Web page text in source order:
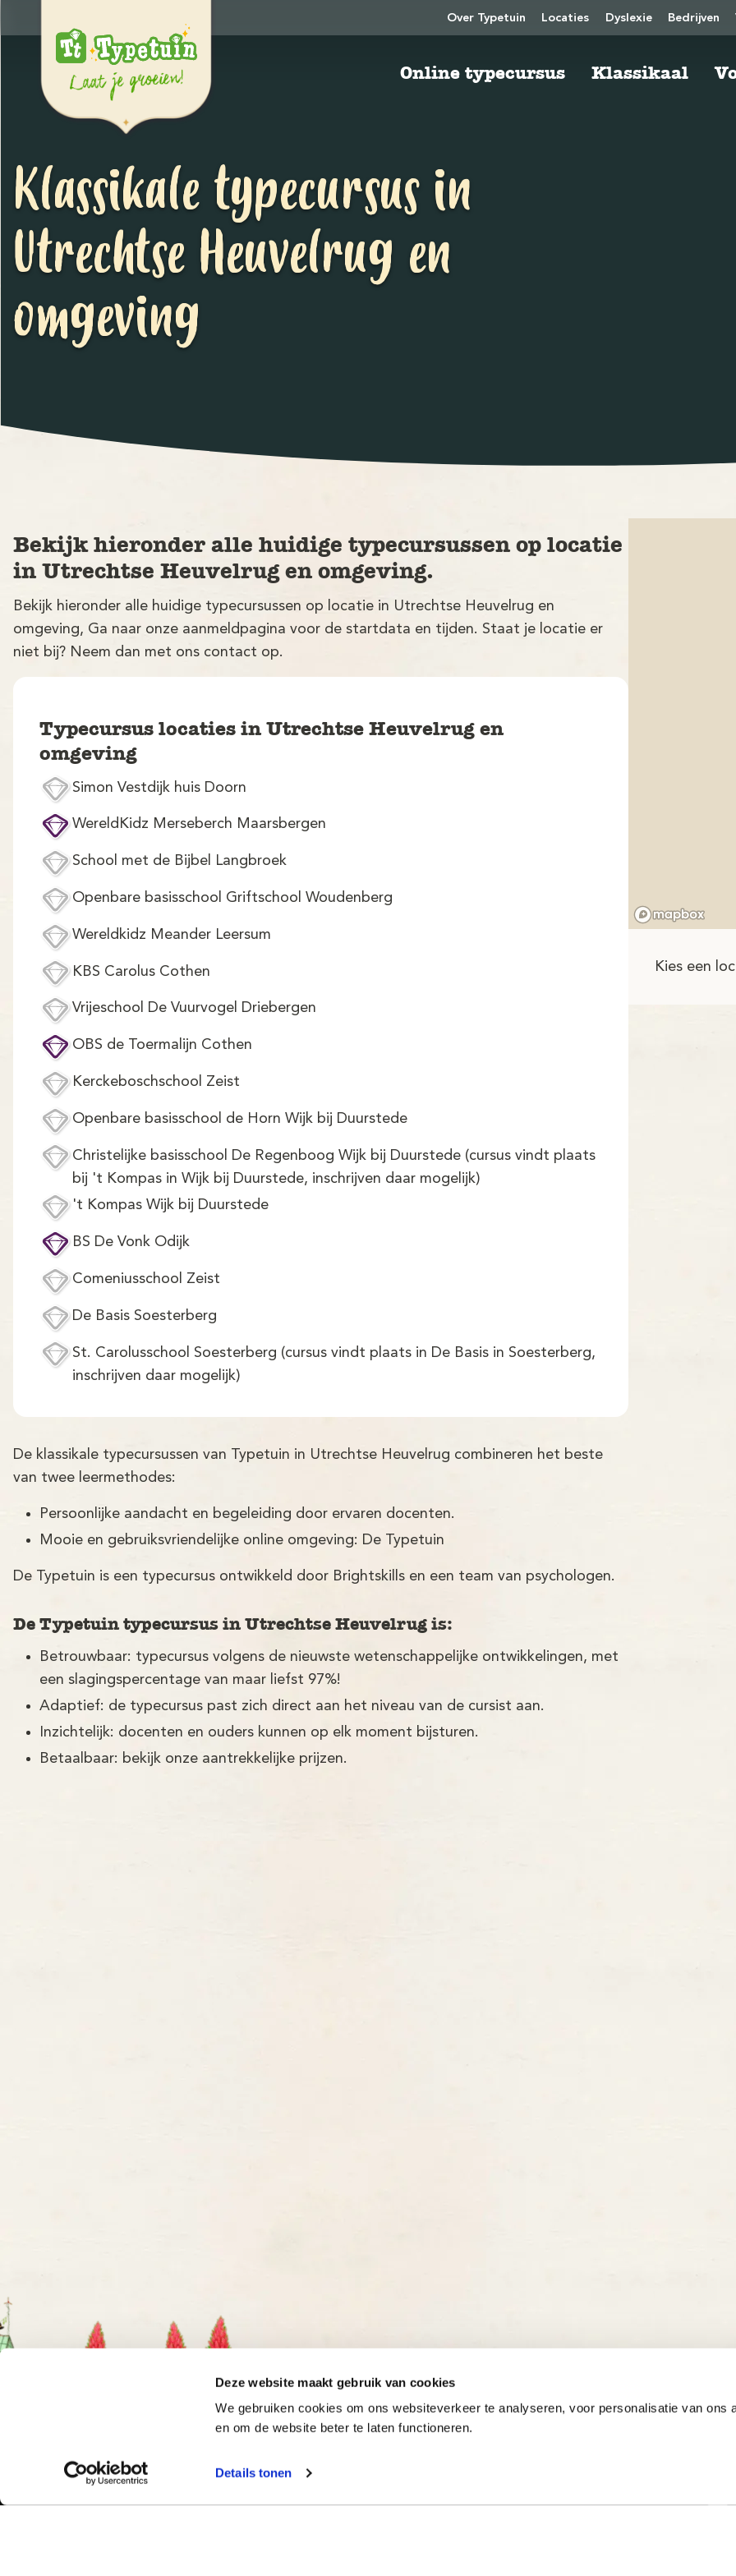
Deze website maakt gebruik van cookies
We gebruiken cookies om ons websiteverkeer te analyseren, voor personalisatie van ons
en om de website beter te laten functioneren.
Details tonen
Over Typetuin Locaties Dyslexie Bedrijven
Online typecursus Klassikaal
Klassikale typecursus in
Utrechtse Heuvelrug en
omgeving
Bekijk hieronder alle huidige typecursussen op locatie
in Utrechtse Heuvelrug en omgeving.
Bekijk hieronder alle huidige typecursussen op locatie in Utrechtse Heuvelrug en
omgeving, Ga naar onze aanmeldpagina voor de startdata en tijden. Staat je locatie er
niet bij? Neem dan met ons contact op.
Typecursus locaties in Utrechtse Heuvelrug en
omgeving
Simon Vestdijk huis Doorn
WereldKidz Merseberch Maarsbergen
School met de Bijbel Langbroek
Openbare basisschool Griftschool Woudenberg
Wereldkidz Meander Leersum
KBS Carolus Cothen
Vrijeschool De Vuurvogel Driebergen
OBS de Toermalijn Cothen
Kerckeboschschool Zeist
Openbare basisschool de Horn Wijk bij Duurstede
Christelijke basisschool De Regenboog Wijk bij Duurstede (cursus vindt plaats
bij 't Kompas in Wijk bij Duurstede, inschrijven daar mogelijk)
't Kompas Wijk bij Duurstede
BS De Vonk Odijk
Comeniusschool Zeist
De Basis Soesterberg
St. Carolusschool Soesterberg (cursus vindt plaats in De Basis in Soesterberg,
inschrijven daar mogelijk)
De klassikale typecursussen van Typetuin in Utrechtse Heuvelrug combineren het beste
van twee leermethodes:
Persoonlijke aandacht en begeleiding door ervaren docenten.
Mooie en gebruiksvriendelijke online omgeving: De Typetuin
De Typetuin is een typecursus ontwikkeld door Brightskills en een team van psychologen.
De Typetuin typecursus in Utrechtse Heuvelrug is:
Betrouwbaar: typecursus volgens de nieuwste wetenschappelijke ontwikkelingen, met
een slagingspercentage van maar liefst 97%!
Adaptief: de typecursus past zich direct aan het niveau van de cursist aan.
Inzichtelijk: docenten en ouders kunnen op elk moment bijsturen.
Betaalbaar: bekijk onze aantrekkelijke prijzen.
Kies een